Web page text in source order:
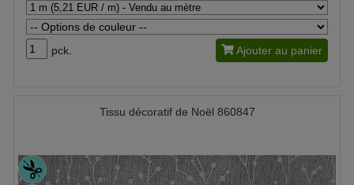
pck. Ajouter au panier
Tissu décoratif de Noël 860847